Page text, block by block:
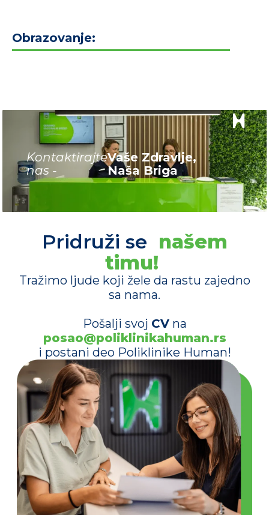
Obrazovanje:
Kontaktirajte
nas -
Vaše Zdravlje,
Naša Briga
Pridruži se našem
timu!
Tražimo ljude koji žele da rastu zajedno
sa nama.
Pošalji svoj CVna
posao@poliklinikahuman.rs
i postani deo Poliklinike Human!